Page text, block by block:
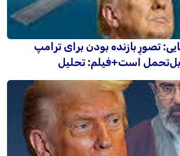
تصورِ بازنده بودن برای ترامپ
است+فیلم: تحلیل